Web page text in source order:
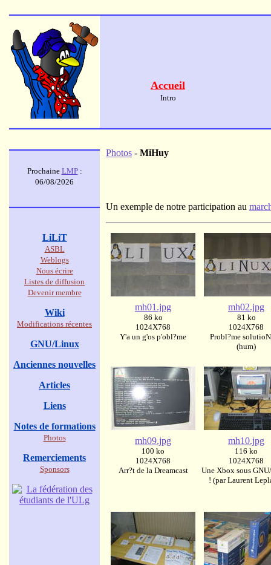
Accueil
Intro
Photos - MiHuy
Un exemple de notre participation au
mh01.jpg
86 ko
1024X768
Y'a un g'os p'obl?me
mh02.jpg
81 ko
1024X768
Probl?me
(hum)
mh09.jpg
100 ko
1024X768
Arr?t de la Dreamcast
mh10.jpg
116 ko
1024X768
Une Xbox sous
! (par Laurent
Prochaine LMP:
06/08/2026
LiLiT
ASBL
Weblogs
Nous écrire
Listes de diffusion
Devenir membre
Wiki
Modifications récentes
GNU/Linux
Anciennes nouvelles
Articles
Liens
Notes de formations
Photos
Remerciements
Sponsors